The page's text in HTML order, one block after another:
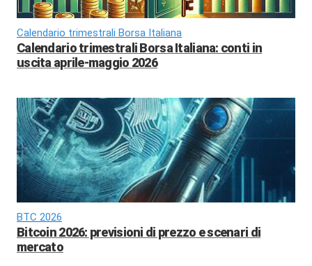
Calendario trimestrali Borsa Italiana
Calendario trimestrali Borsa Italiana: conti in
uscita aprile-maggio 2026
BTC 2026
Bitcoin 2026: previsioni di prezzo e scenari di
mercato